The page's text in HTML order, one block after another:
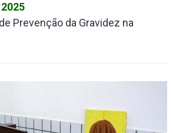
Prevenção da Gravidez na